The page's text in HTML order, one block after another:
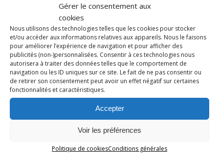
Gérer le consentement aux
cookies
Nous utilisons des technologies telles que les cookies pour stocker
et/ou accéder aux informations relatives aux appareils. Nous le faisons
pour améliorer l’expérience de navigation et pour afficher des
publicités (non-)personnalisées. Consentir à ces technologies nous
autorisera à traiter des données telles que le comportement de
navigation ou les ID uniques sur ce site. Le fait de ne pas consentir ou
de retirer son consentement peut avoir un effet négatif sur certaines
fonctionnalités et caractéristiques.
Accepter
Voir les préférences
Politique de cookiesConditions générales
Économise sur tes achats Sans frais à l’étranger
Assurance expat
La meilleure pour expatriés
VPN en voyage
Sécurité & économies
responsables